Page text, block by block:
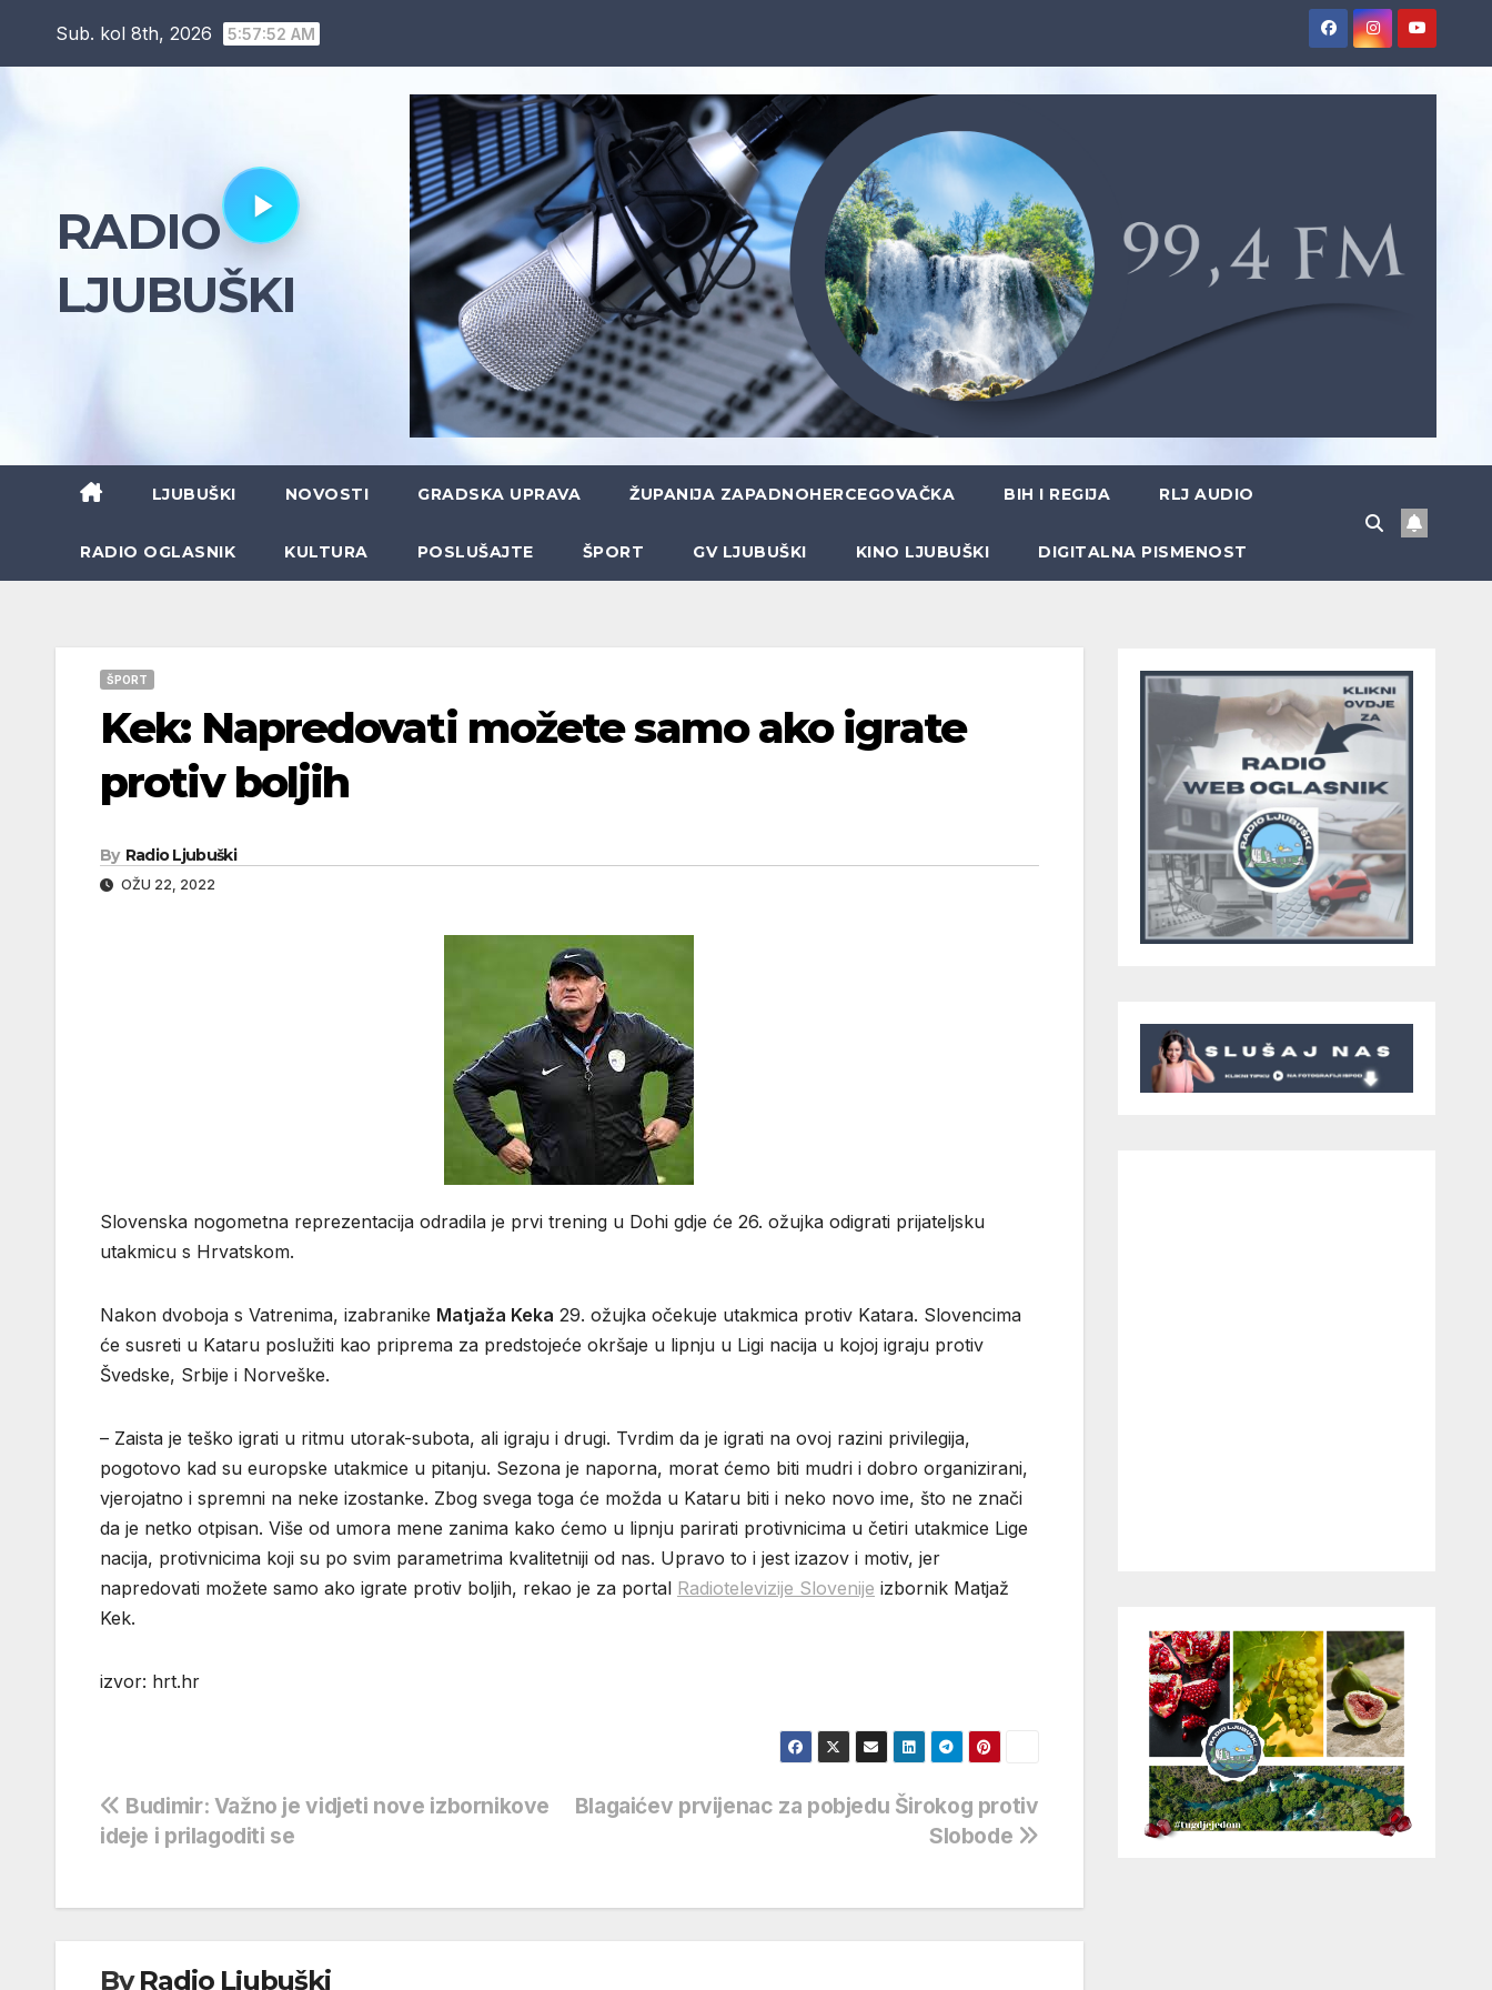
Sub. kol 8th, 2026 5:57:53 AM
RADIO
LJUBUŠKI
LJUBUŠKI NOVOSTI GRADSKA UPRAVA ŽUPANIJA ZAPADNOHERCEGOVAČKA BIH I REGIJA RLJ AUDIO
RADIO OGLASNIK KULTURA POSLUŠAJTE ŠPORT GV LJUBUŠKI KINO LJUBUŠKI DIGITALNA PISMENOST
ŠPORT
Kek: Napredovati možete samo ako igrate
protiv boljih
By Radio Ljubuški
OŽU 22, 2022
Slovenska nogometna reprezentacija odradila je prvi trening u Dohi gdje će 26. ožujka odigrati prijateljsku
utakmicu s Hrvatskom.
Nakon dvoboja s Vatrenima, izabranike Matjaža Keka 29. ožujka očekuje utakmica protiv Katara. Slovencima
će susreti u Kataru poslužiti kao priprema za predstojeće okršaje u lipnju u Ligi nacija u kojoj igraju protiv
Švedske, Srbije i Norveške.
– Zaista je teško igrati u ritmu utorak-subota, ali igraju i drugi. Tvrdim da je igrati na ovoj razini privilegija,
pogotovo kad su europske utakmice u pitanju. Sezona je naporna, morat ćemo biti mudri i dobro organizirani,
vjerojatno i spremni na neke izostanke. Zbog svega toga će možda u Kataru biti i neko novo ime, što ne znači
da je netko otpisan. Više od umora mene zanima kako ćemo u lipnju parirati protivnicima u četiri utakmice Lige
nacija, protivnicima koji su po svim parametrima kvalitetniji od nas. Upravo to i jest izazov i motiv, jer
napredovati možete samo ako igrate protiv boljih, rekao je za portal Radiotelevizije Slovenije izbornik Matjaž
Kek.
izvor: hrt.hr
Navigacija
objava
Blagaićev prvijenac za pobjedu Širokog protiv
Slobode
Budimir: Važno je vidjeti nove izbornikove
ideje i prilagoditi se
ByRadio Ljubuški